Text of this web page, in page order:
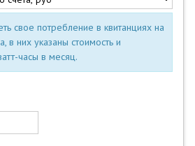
свое потребление в квитанциях на
в них указаны стоимость и
часы в месяц.